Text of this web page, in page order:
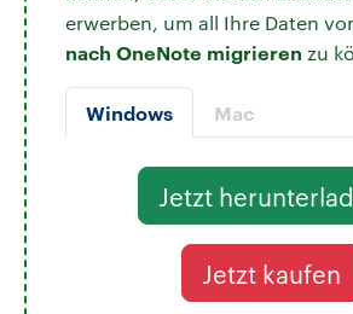
erwerben, um all Ihre Daten
nach OneNote migrieren zu
Windows Mac
Jetzt
Jetzt kaufen